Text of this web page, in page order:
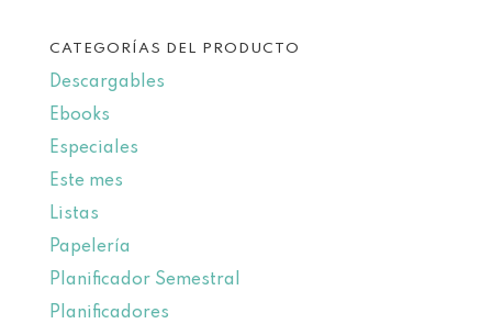
CATEGORÍAS DEL PRODUCTO
Descargables
Ebooks
Especiales
Este mes
Listas
Papelería
Planificador Semestral
Planificadores